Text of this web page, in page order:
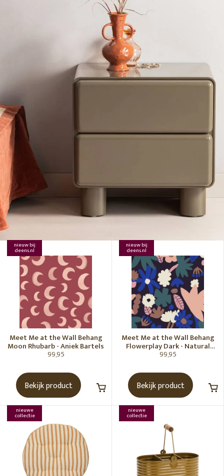
nieuw bij
deens.nl
Meet Me at the Wall Behang
Moon Rhubarb - Aniek Bartels
99,95
Bekijk product
nieuw bij
deens.nl
Meet Me at the Wall Behang
Flowerplay Dark - Natural
Noord
99,95
Bekijk product
nieuwe
collectie
nieuwe
collectie